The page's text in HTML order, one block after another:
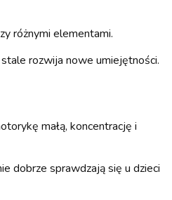
różnymi elementami.
rozwija nowe umiejętności.
małą, koncentrację i
dobrze sprawdzają się u dzieci